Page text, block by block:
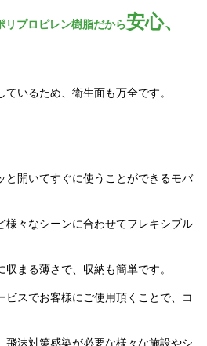
プロピレン樹脂だから安心、
いるため、衛生面も万全です。
と開いてすぐに使うことができるモバ
様々なシーンに合わせてフレキシブル
まる薄さで、収納も簡単です。
ビスでお客様にご使用頂くことで、コ
飛沫対策感染が必要な様々な施設やシ